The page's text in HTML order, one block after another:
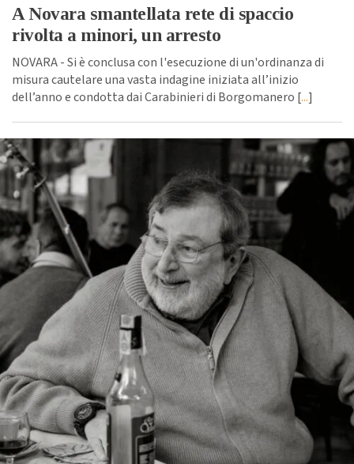
A Novara smantellata rete di spaccio
rivolta a minori, un arresto
NOVARA - Si è conclusa con l'esecuzione di un'ordinanza di
misura cautelare una vasta indagine iniziata all’inizio
dell’anno e condotta dai Carabinieri di Borgomanero [...]